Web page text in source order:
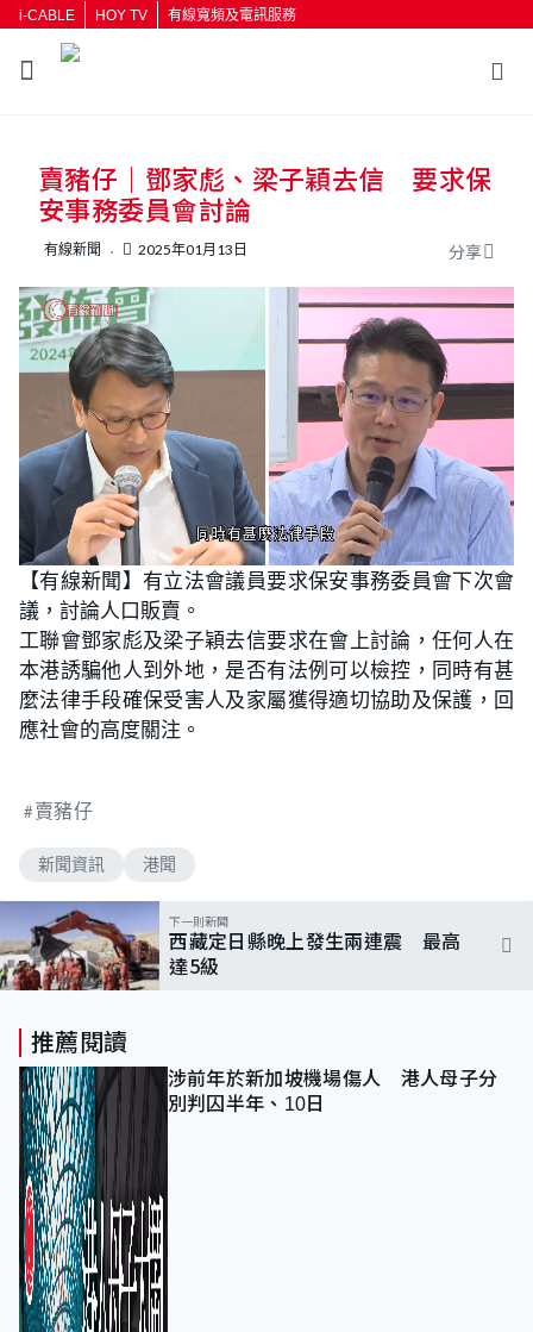
i-CABLE HOY TV 有線寬頻及電訊服務
賣豬仔｜鄧家彪、梁子穎去信 要求保
安事務委員會討論
有線新聞 2025年01月13日 分享
U
n
m
t
e
L
o
a
d
:
1
0
0
.
0
【有線新聞】有立法會議員要求保安事務委員會下次會
議，討論人口販賣。
工聯會鄧家彪及梁子穎去信要求在會上討論，任何人在
本港誘騙他人到外地，是否有法例可以檢控，同時有甚
麼法律手段確保受害人及家屬獲得適切協助及保護，回
應社會的高度關注。
賣豬仔
新聞資訊 港聞
下一則新聞
西藏定日縣晚上發生兩連震 最高
達5級
推薦閱讀
涉前年於新加坡機場傷人 港人母子分
別判囚半年、10日